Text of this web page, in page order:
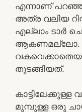
എന്നാണ്
അത്ര വലിയ
എല്ലാം ടാർ
ആകണമല്ലോ.
തുടങ്ങിയത്.
കാട്ടിലേക്കുള്ള
മുമ്പുള്ള ഒരു